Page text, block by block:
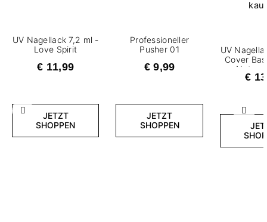
Zurück
UV Nagellack 7,2 ml -
Love Spirit
€ 11,99
JETZT
SHOPPEN
Professioneller
Pusher 01
€ 9,99
JETZT
SHOPPEN
UV
Cover
€